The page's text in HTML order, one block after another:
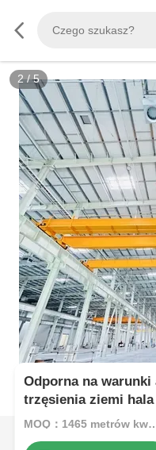
2/5
Odporna na
trzęsienia ziemi
konstrukcja
MOQ：1465